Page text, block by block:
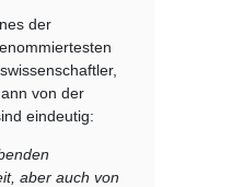
der
von der
eindeutig:
aber auch von